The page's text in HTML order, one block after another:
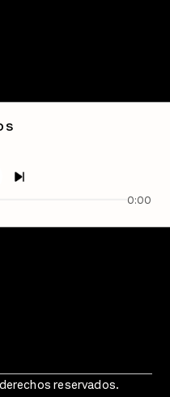
0:00
reservados.